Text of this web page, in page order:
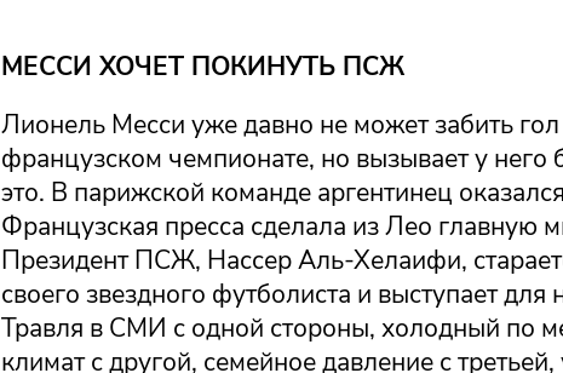
МЕССИ ХОЧЕТ ПОКИНУТЬ ПСЖ
Лионель Месси уже давно не может забить
французском чемпионате, но вызывает у него
это. В парижской команде аргентинец
Французская пресса сделала из Лео главную
Президент ПСЖ, Нассер Аль-Хелаифи,
своего звездного футболиста и выступает
Травля в СМИ с одной стороны, холодный по
климат с другой, семейное давление с